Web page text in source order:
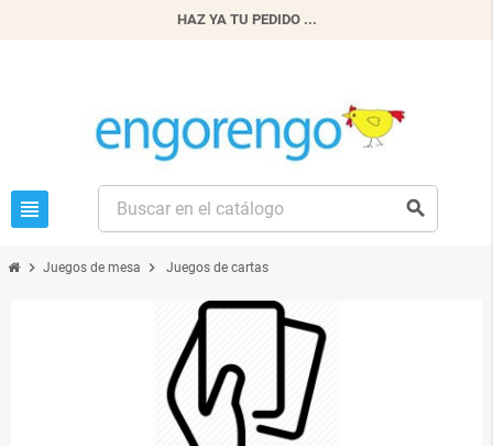
HAZ YA TU PEDIDO ...
view_headline search
chevron_right Juegos de mesa chevron_right Juegos de cartas